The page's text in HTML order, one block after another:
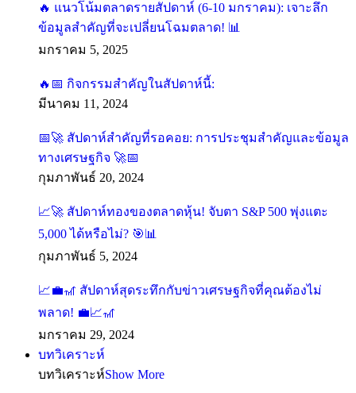
🔥 แนวโน้มตลาดรายสัปดาห์ (6-10 มกราคม): เจาะลึก
ข้อมูลสำคัญที่จะเปลี่ยนโฉมตลาด! 📊
มกราคม 5, 2025
🔥📅 กิจกรรมสำคัญในสัปดาห์นี้:
มีนาคม 11, 2024
📅🚀 สัปดาห์สำคัญที่รอคอย: การประชุมสำคัญและข้อมูล
ทางเศรษฐกิจ 🚀📅
กุมภาพันธ์ 20, 2024
📈🚀 สัปดาห์ทองของตลาดหุ้น! จับตา S&P 500 พุ่งแตะ
5,000 ได้หรือไม่? 🎯📊
กุมภาพันธ์ 5, 2024
📈💼🎢 สัปดาห์สุดระทึกกับข่าวเศรษฐกิจที่คุณต้องไม่
พลาด! 💼📈🎢
มกราคม 29, 2024
บทวิเคราะห์
บทวิเคราะห์Show More